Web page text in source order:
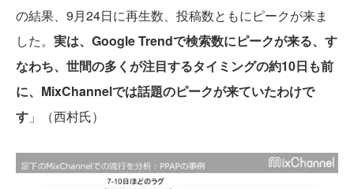
の結果、9月24日に再生数、投稿数ともにピークが来ま
した。 実は、Google Trendで検索数にピークが来る、す
なわち、世間の多くが注目するタイミングの約10日も前
に、MixChannelでは話題のピークが来ていたわけで
す 」（西村氏）